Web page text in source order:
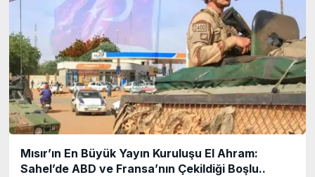
Mısır’ın En Büyük Yayın Kuruluşu El Ahram:
Sahel’de ABD ve Fransa’nın Çekildiği Boşlu..